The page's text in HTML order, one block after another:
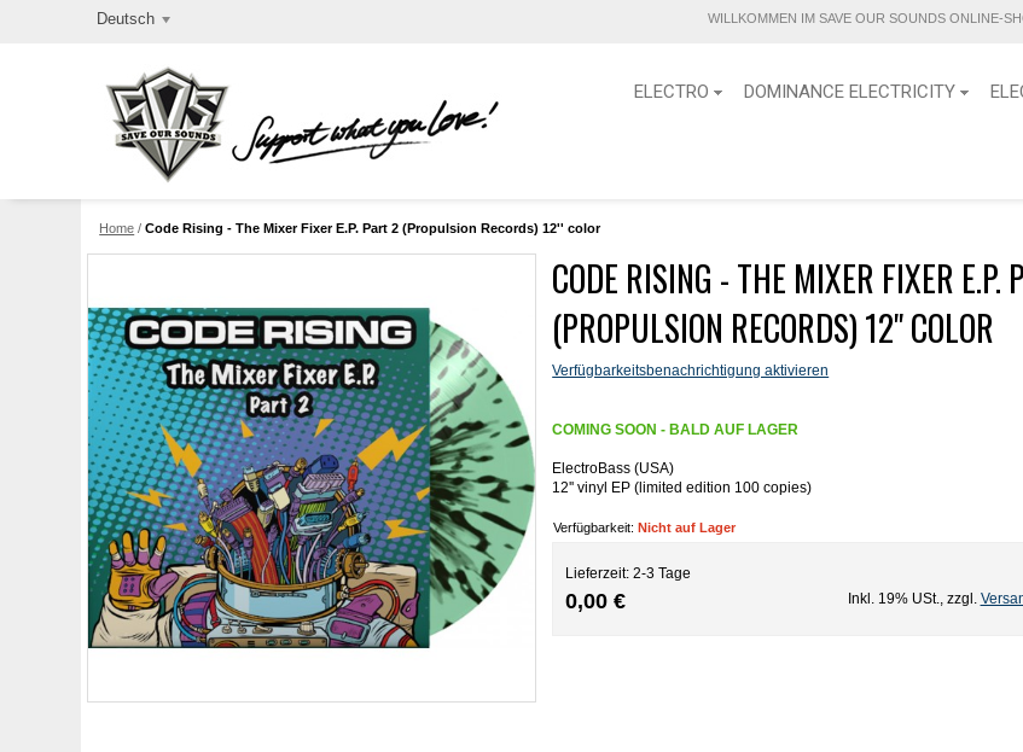
Deutsch WILLKOMMEN IM SAVE OUR SOUNDS ONLINE-
ELECTRO DOMINANCE ELECTRICITY
Home /Code Rising - The Mixer Fixer E.P. Part 2 (Propulsion Records) 12'' color
CODE RISING - THE MIXER FIXER E.P.
(PROPULSION RECORDS) 12'' COLOR
Verfügbarkeitsbenachrichtigung aktivieren
COMING SOON - BALD AUF LAGER
ElectroBass (USA)
12'' vinyl EP (limited edition 100 copies)
Verfügbarkeit:Nicht auf Lager
Lieferzeit: 2-3 Tage
0,00 € Inkl. 19% USt. zzgl.